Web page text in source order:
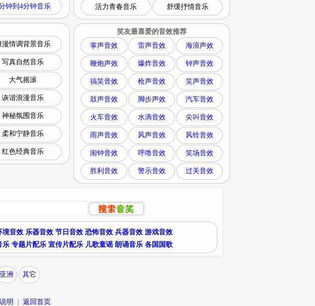
钟到4分钟音乐
漫情调背景音乐
写真自然音乐
大气摇滚
诙谐浪漫音乐
神秘氛围音乐
柔和宁静音乐
红色经典音乐
活力青春音乐 舒缓抒情音乐
笑友最喜爱的音效推荐
掌声音效
雷声音效 海浪声效
鞭炮声效 爆炸音效 钟声音效
搞笑音效 枪声音效 笑声音效
鼓声音效 脚步声效 汽车音效
火车音效 水滴音效 尖叫音效
雨声音效 风声音效 风铃音效
闹钟音效 呼噜音效 笑场音效
胜利音效 警示音效 过关音效
境音效 乐器音效 节日音效 恐怖音效 兵器音效 游戏音效
乐 专题片配乐 宣传片配乐 儿歌童谣 朗诵音乐 各国国歌
亚洲 其它
明 返回首页